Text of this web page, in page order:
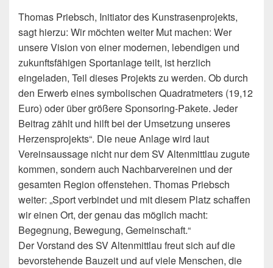
Thomas Priebsch, Initiator des Kunstrasenprojekts,
sagt hierzu: Wir möchten weiter Mut machen: Wer
unsere Vision von einer modernen, lebendigen und
zukunftsfähigen Sportanlage teilt, ist herzlich
eingeladen, Teil dieses Projekts zu werden. Ob durch
den Erwerb eines symbolischen Quadratmeters (19,12
Euro) oder über größere Sponsoring-Pakete. Jeder
Beitrag zählt und hilft bei der Umsetzung unseres
Herzensprojekts“. Die neue Anlage wird laut
Vereinsaussage nicht nur dem SV Altenmittlau zugute
kommen, sondern auch Nachbarvereinen und der
gesamten Region offenstehen. Thomas Priebsch
weiter: „Sport verbindet und mit diesem Platz schaffen
wir einen Ort, der genau das möglich macht:
Begegnung, Bewegung, Gemeinschaft.“
Der Vorstand des SV Altenmittlau freut sich auf die
bevorstehende Bauzeit und auf viele Menschen, die